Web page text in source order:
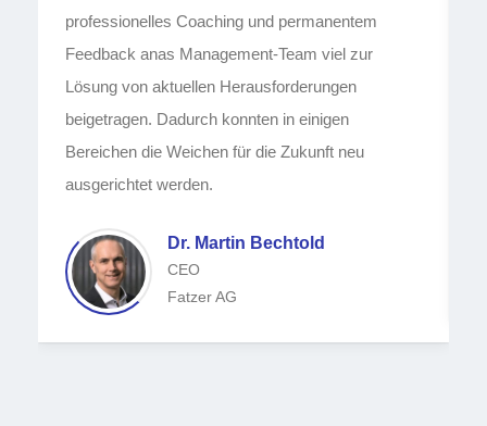
professionelles Coaching und permanentem
Feedback anas Management-Team viel zur
Lösung von aktuellen Herausforderungen
beigetragen. Dadurch konnten in einigen
Bereichen die Weichen für die Zukunft neu
ausgerichtet werden.
Dr. Martin Bechtold
CEO
Fatzer AG